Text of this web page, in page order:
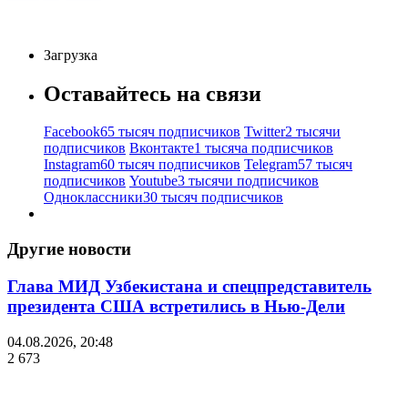
Загрузка
Оставайтесь на связи
Facebook65 тысяч подписчиков Twitter2 тысячи
подписчиков Вконтакте1 тысяча подписчиков
Instagram60 тысяч подписчиков Telegram57 тысяч
подписчиков Youtube3 тысячи подписчиков
Одноклассники30 тысяч подписчиков
Другие новости
Глава МИД Узбекистана и спецпредставитель
президента США встретились в Нью-Дели
04.08.2026, 20:48
2 673